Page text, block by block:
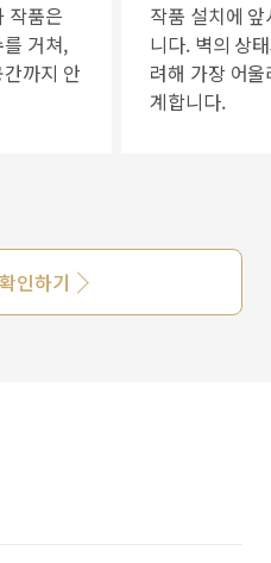
작품은
거쳐,
까지 안
작품 설치에
니다. 벽의 상
려해 가장 어
계합니다.
인하기